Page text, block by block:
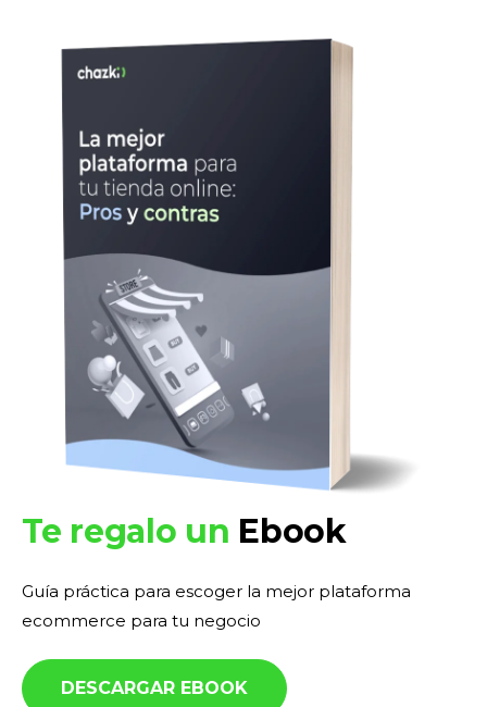
Te regalo un Ebook
Guía práctica para escoger la mejor plataforma
ecommerce para tu negocio
DESCARGAR EBOOK